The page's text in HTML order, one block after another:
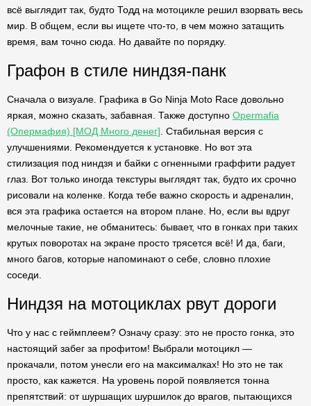
всё выглядит так, будто Тодд на мотоцикле решил взорвать весь
мир. В общем, если вы ищете что-то, в чем можно затащить
время, вам точно сюда. Но давайте по порядку.
Графон в стиле ниндзя-панк
Сначала о визуале. Графика в Go Ninja Moto Race довольно
яркая, можно сказать, забавная. Также доступно Opermafia
(Опермафия) [МОД Много денег] . Стабильная версия с
улучшениями. Рекомендуется к установке. Но вот эта
стилизация под ниндзя и байки с огненными граффити радует
глаз. Вот только иногда текстуры выглядят так, будто их срочно
рисовали на коленке. Когда тебе важно скорость и адреналин,
вся эта графика остается на втором плане. Но, если вы вдруг
мелочные такие, не обманитесь: бывает, что в гонках при таких
крутых поворотах на экране просто трясется всё! И да, баги,
много багов, которые напоминают о себе, словно плохие
соседи.
Ниндзя на мотоциклах рвут дороги
Что у нас с геймплеем? Означу сразу: это не просто гонка, это
настоящий забег за профитом! Выбрали мотоцикл —
прокачали, потом унесли его на максималках! Но это не так
просто, как кажется. На уровень порой появляется тонна
препятствий: от шуршащих шуршилок до врагов, пытающихся